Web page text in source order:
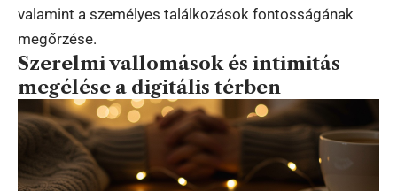
valamint a személyes találkozások fontosságának
megőrzése.
Szerelmi vallomások és intimitás
megélése a digitális térben